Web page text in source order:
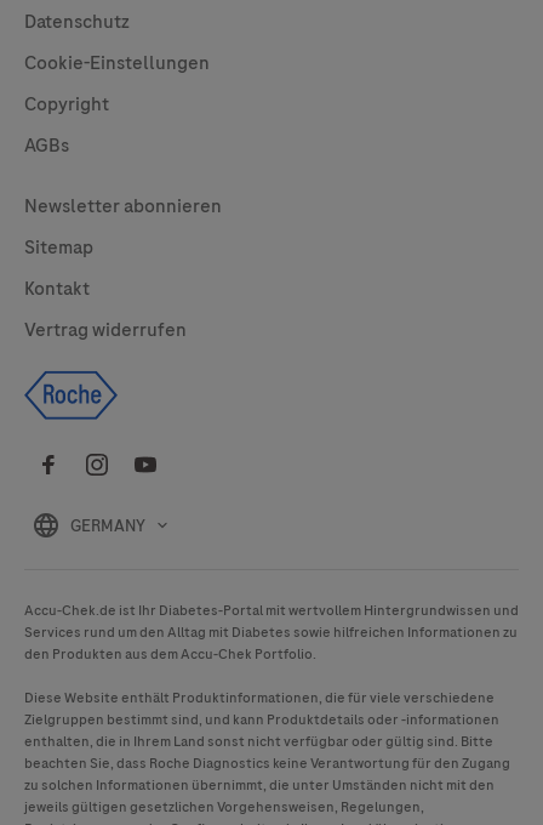
GERMANY
Useful Links
Datenschutz
Cookie-Einstellungen
Copyright
AGBs
Legal
Newsletter abonnieren
Sitemap
Kontakt
Vertrag widerrufen
Accu-Chek.de ist Ihr Diabetes-Portal mit wertvollem Hintergrundwissen und
Services rund um den Alltag mit Diabetes sowie hilfreichen Informationen zu
den Produkten aus demAccu-Chek Portfolio.
Diese Website enthält Produktinformationen, die für viele verschiedene
Zielgruppen bestimmt sind, und kann Produktdetails oder -informationen
enthalten, die in Ihrem Land sonst nicht verfügbar oder gültig sind. Bitte
beachten Sie, dass Roche Diagnostics keine Verantwortung für den Zugang
zu solchen Informationen übernimmt, die unter Umständen nicht mit den
jeweils gültigen gesetzlichen Vorgehensweisen, Regelungen,